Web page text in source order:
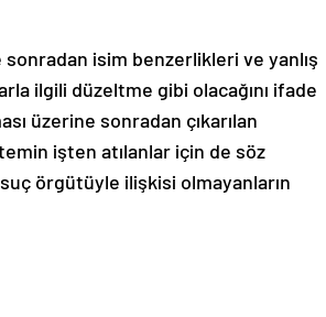
isim benzerlikleri ve yanlış
ilgili düzeltme gibi olacağını ifade
üzerine sonradan çıkarılan
işten atılanlar için de söz
örgütüyle ilişkisi olmayanların